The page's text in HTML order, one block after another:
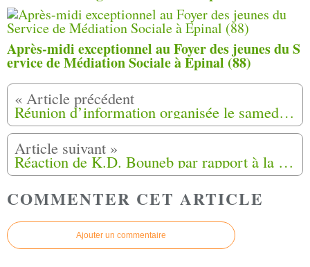
Après-midi exceptionnel au Foyer des jeunes du S
ervice de Médiation Sociale à Epinal (88)
Réunion d’information organisée le samedi 22 juillet 2023 à Woippy en Moselle (57)
Réaction de K.D. Bouneb par rapport à la stèle vandalisée à la Bouillide à Valbonne (06)
COMMENTER CET ARTICLE
Ajouter un commentaire